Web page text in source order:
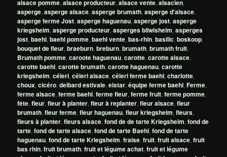
alsace pomme,alsace producteur,alsace vente,alsacien,
asperge,asperge alsace,asperge brumath,asperge d'alsace,
asperge ferme Jost,asperge haguenau,asperge jost,asperge
kriegsheim,asperge producteur,asperges bilwisheim,asperges
jost,baehl,baehl pomme,baehl vente,bas-rhin,basilic,boskoop,
bouquet de fleur,braeburn,breburn,brumath,brumath fruit,
Brumath pomme,caroote haguenau,carotte,carotte alsace,
carotte baehl,carotte brumath,carotte haguenau,carotte
kriegsheim,céleri,céleri alsace,céleri ferme baehl,charlotte,
choux,cicéro,delbard estivale,elstar,équipe ferme baehl,Ferme,
ferme alsace,ferme baehl,ferme fleur,ferme fruit,ferme pomme,
fête,fleur,fleur à planter,fleur à replanter,fleur alsace,fleur
brumath,fleur ferme,fleur haguenau,fleur kriegsheim,fleurs,
fleurs à planter,fleurs alsace,fond de de tarte Kriegsheim,fond de
tarte,fond de tarte alsace,fond de tarte Baehl,fond de tarte
haguenau,fond de tarte Kriegsheim,fraise,fruit,fruit alsace,fruit
bas rhin,fruit brumath,fruit et légume achat,fruit et légume